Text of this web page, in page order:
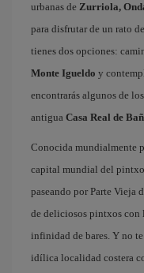
urbanas de Zurriola,
para disfrutar de un rato
tienes dos opciones:
Monte Igueldo y
encontrarás algunos de
antigua Casa Real de
Conocida mundialmente
capital mundial del
paseando por Parte Vieja
de deliciosos pintxos con
infinidad de bares. Y no
idílica localidad costera